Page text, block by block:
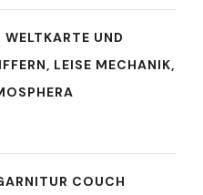
UND
LEISE MECHANIK,
COUCH